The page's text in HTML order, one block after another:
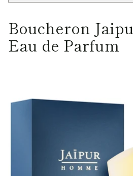
Boucheron
Eau de Parfum